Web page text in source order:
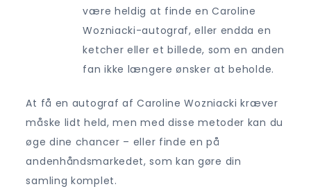
være heldig at finde en Caroline
Wozniacki-autograf, eller endda en
ketcher eller et billede, som en anden
fan ikke længere ønsker at beholde.
At få en autograf af Caroline Wozniacki kræver
måske lidt held, men med disse metoder kan du
øge dine chancer – eller finde en på
andenhåndsmarkedet, som kan gøre din
samling komplet.